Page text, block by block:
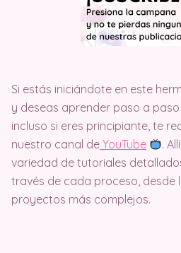
Si estás iniciándote en este
y deseas aprender paso a
incluso si eres principiante, te
nuestro canal de YouTube
.
variedad de tutoriales
través de cada proceso, desde
proyectos más complejos.